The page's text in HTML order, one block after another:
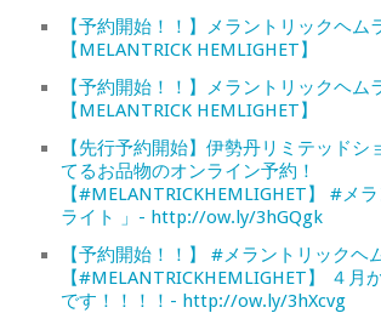
【予約開始！！】メラントリックヘ
【MELANTRICK HEMLIGHET】
【予約開始！！】メラントリックヘ
【MELANTRICK HEMLIGHET】
【先行予約開始】伊勢丹リミテッドシ
てるお品物のオンライン予約！
【#MELANTRICKHEMLIGHET】 #メ
ライト 」- http://ow.ly/3hGQgk
【予約開始！！】 #メラントリック
【#MELANTRICKHEMLIGHET】 ４月
です！！！！- http://ow.ly/3hXcvg